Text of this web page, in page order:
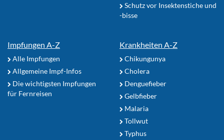
Schutz vor Insektenstiche und
-bisse
Impfungen A-Z
Alle Impfungen
Allgemeine Impf-Infos
Die wichtigsten Impfungen
für Fernreisen
Krankheiten A-Z
Chikungunya
Cholera
Denguefieber
Gelbfieber
Malaria
Tollwut
Typhus